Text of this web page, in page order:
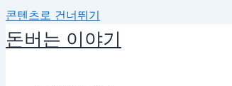
콘텐츠로 건너뛰기
돈버는 이야기